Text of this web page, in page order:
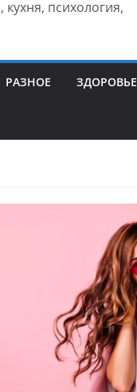
психология,
РАЗНОЕ ЗДОРОВЬЕ